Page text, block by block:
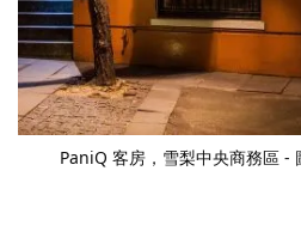
PaniQ 客房 ，雪梨中央商務區